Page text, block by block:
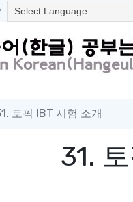
토픽 IBT 시험 소개
31.